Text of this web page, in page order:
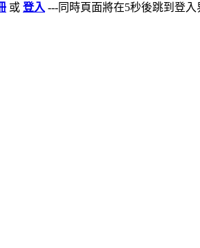
或 登入 ---同時頁面將在5秒後跳到登入